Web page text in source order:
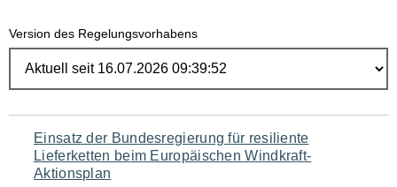
Version des Regelungsvorhabens
Navigation
für
Einsatz der Bundesregierung für resiliente
Lieferketten beim Europäischen Windkraft-
Aktionsplan